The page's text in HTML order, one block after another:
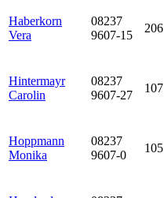
Haberkorn
Vera
08237
9607-15
206
Hintermayr
Carolin
08237
9607-27
107
Hoppmann
Monika
08237
9607-0
105